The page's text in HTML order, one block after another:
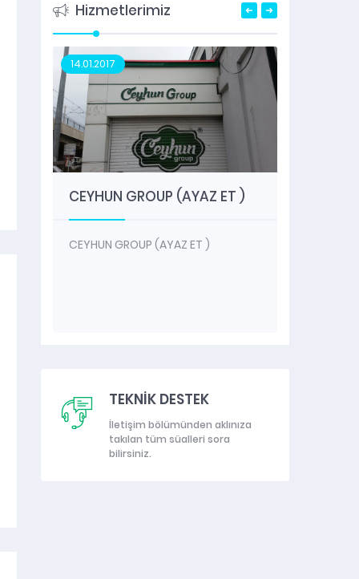
LEWİ’S M1
Hizmetlerimiz
14.01.2017
CEYHUN GROUP (AYAZ ET )
CEYHUN GROUP (AYAZ ET )
TEKNİK DESTEK
İletişim bölümünden aklınıza
takılan tüm süalleri sora
bilirsiniz.